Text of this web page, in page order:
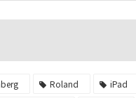
Roland iPad